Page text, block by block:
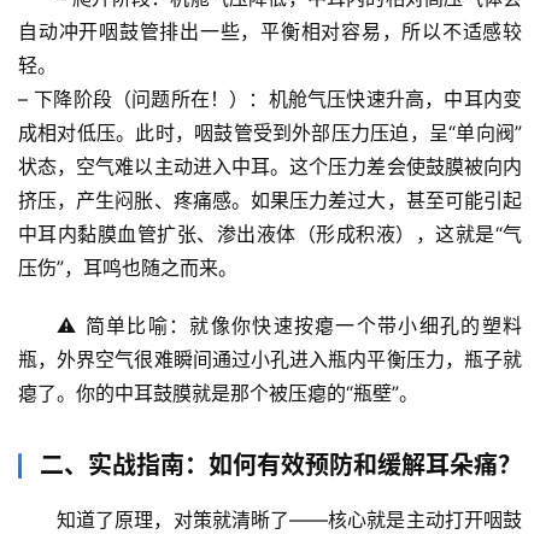
自动冲开咽鼓管排出一些，平衡相对容易，所以不适感较
轻。
– 下降阶段（问题所在！） ：机舱气压快速升高，中耳内变
成相对低压。此时，咽鼓管受到外部压力压迫，呈“单向阀”
状态， 空气难以主动进入中耳。这个压力差会使鼓膜被向内
挤压，产生闷胀、疼痛感。如果压力差过大，甚至可能引起
中耳内黏膜血管扩张、渗出液体（形成积液），这就是“气
压伤”，耳鸣也随之而来。
⚠️ 简单比喻 ：就像你快速按瘪一个带小细孔的塑料
瓶，外界空气很难瞬间通过小孔进入瓶内平衡压力，瓶子就
瘪了。你的中耳鼓膜就是那个被压瘪的“瓶壁”。
二、实战指南：如何有效预防和缓解耳朵痛？
知道了原理，对策就清晰了——核心就是主动打开咽鼓